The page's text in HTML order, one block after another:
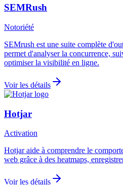
SEMRush
Notoriété
SEMrush est une suite complète
permet d'analyser la concurrence,
optimiser la visibilité en ligne.
Voir les détails
Hotjar
Activation
Hotjar aide à comprendre le
web grâce à des heatmaps,
Voir les détails